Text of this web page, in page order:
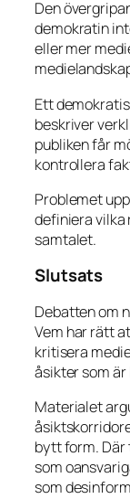
Den
demokratin
eller mer
Ett
beskriver
publiken får
kontrollera
Problemet
definiera vilka
samtalet.
Slutsats
Debatten om
Vem har rätt
kritisera
åsikter som
Materialet
bytt form. Där
som
som